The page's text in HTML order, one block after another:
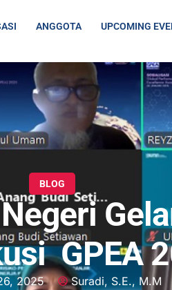
ANGGOTA UPCOMING
BLOG
GPEA
2025 Suradi, S.E., M.M